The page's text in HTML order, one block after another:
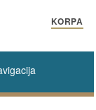
KORPA